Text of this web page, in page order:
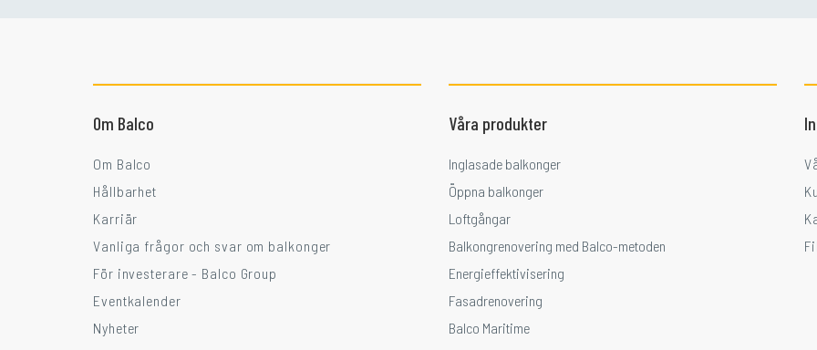
Om Balco
Om Balco
Hållbarhet
Karriär
Vanliga frågor och svar om balkonger
För investerare - Balco Group
Eventkalender
Nyheter
Våra produkter
Inglasade balkonger
Öppna balkonger
Loftgångar
Balkongrenovering med Balco-metoden
Energieffektivisering
Fasadrenovering
Balco Maritime